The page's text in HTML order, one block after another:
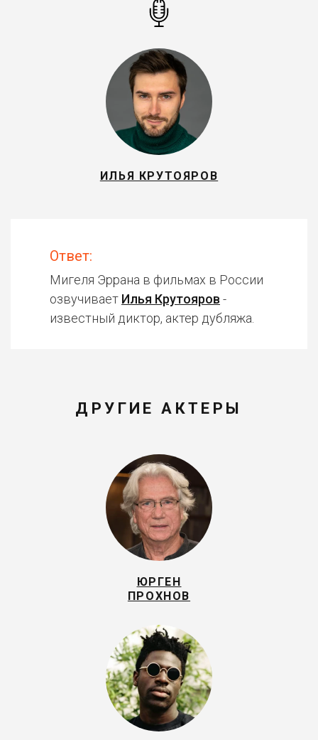
ИЛЬЯ КРУТОЯРОВ
Ответ:
Мигеля Эррана в фильмах в России
озвучивает Илья Крутояров -
известный диктор, актер дубляжа.
ДРУГИЕ АКТЕРЫ
ЮРГЕН
ПРОХНОВ